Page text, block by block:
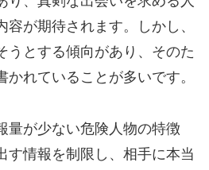
が期待されます。しかし、
うとする傾向があり、そのた
れていることが多いです。
量が少ない危険人物の特徴
す情報を制限し、相手に本当